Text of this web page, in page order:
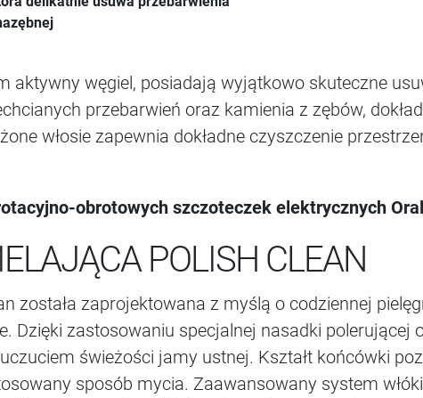
aktywny węgiel, posiadają wyjątkowo skuteczne
przebarwień oraz kamienia z zębów,
włosie zapewnia dokładne czyszczenie
obrotowych szczoteczek elektrycznych
POLISH CLEAN
została zaprojektowana z myślą o codziennej
Dzięki zastosowaniu specjalnej nasadki polerującej
świeżości jamy ustnej. Kształt końcówki
sposób mycia. Zaawansowany system